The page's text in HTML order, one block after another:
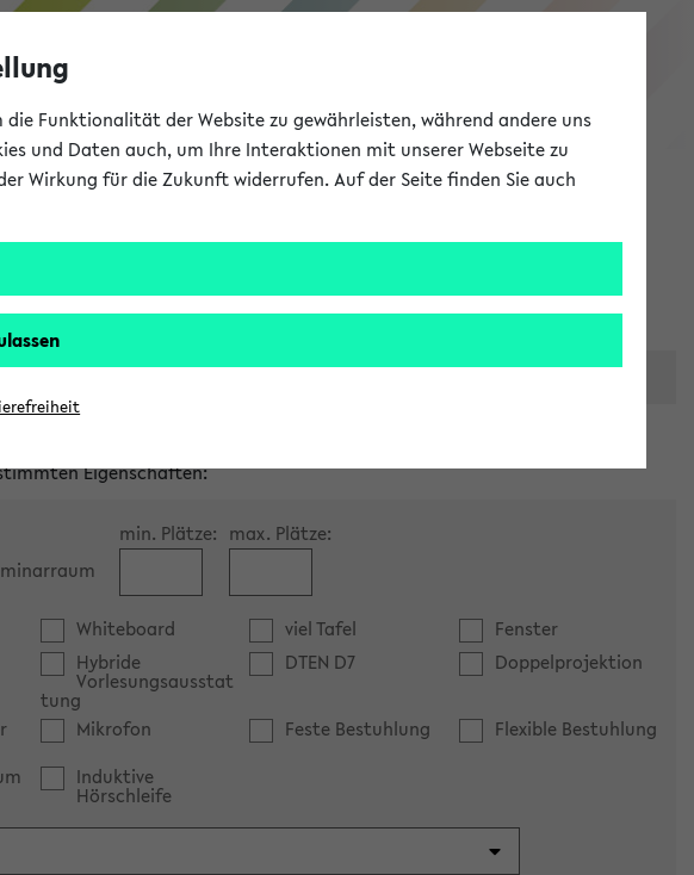
eKVV
Eigenschaften:
min. Plätze: max. Plätze:
Whiteboard viel Tafel
Fenster
Hybride
Vorlesungsausstat
tung
DTEN D7 Doppelprojektion
Mikrofon Feste Bestuhlung
Flexible Bestuhlung
Induktive
Hörschleife
die Funktionalität der Website zu gewährleisten, während andere uns
und Daten auch, um Ihre Interaktionen mit unserer Webseite zu
Wirkung für die Zukunft widerrufen. Auf der Seite finden Sie auch